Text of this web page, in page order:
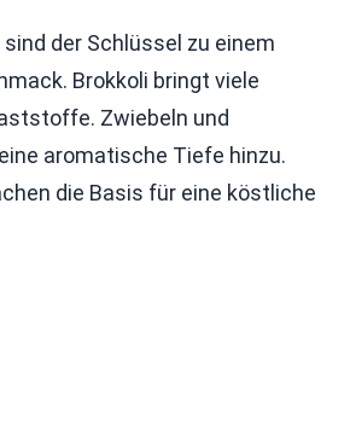
der Schlüssel zu einem
Brokkoli bringt viele
Zwiebeln und
aromatische Tiefe hinzu.
die Basis für eine köstliche